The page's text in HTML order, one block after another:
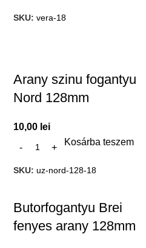
SKU: vera-18
Arany szinu fogantyu
Nord 128mm
10,00 lei
Kosárba teszem
SKU: uz-nord-128-18
Butorfogantyu Brei
fenyes arany 128mm